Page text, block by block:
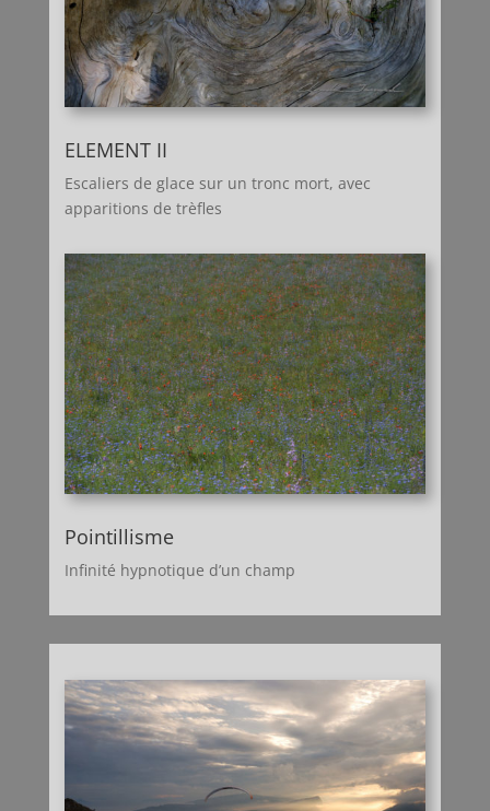
ELEMENT II
Escaliers de glace sur un tronc mort, avec
apparitions de trèfles
Pointillisme
Infinité hypnotique d’un champ